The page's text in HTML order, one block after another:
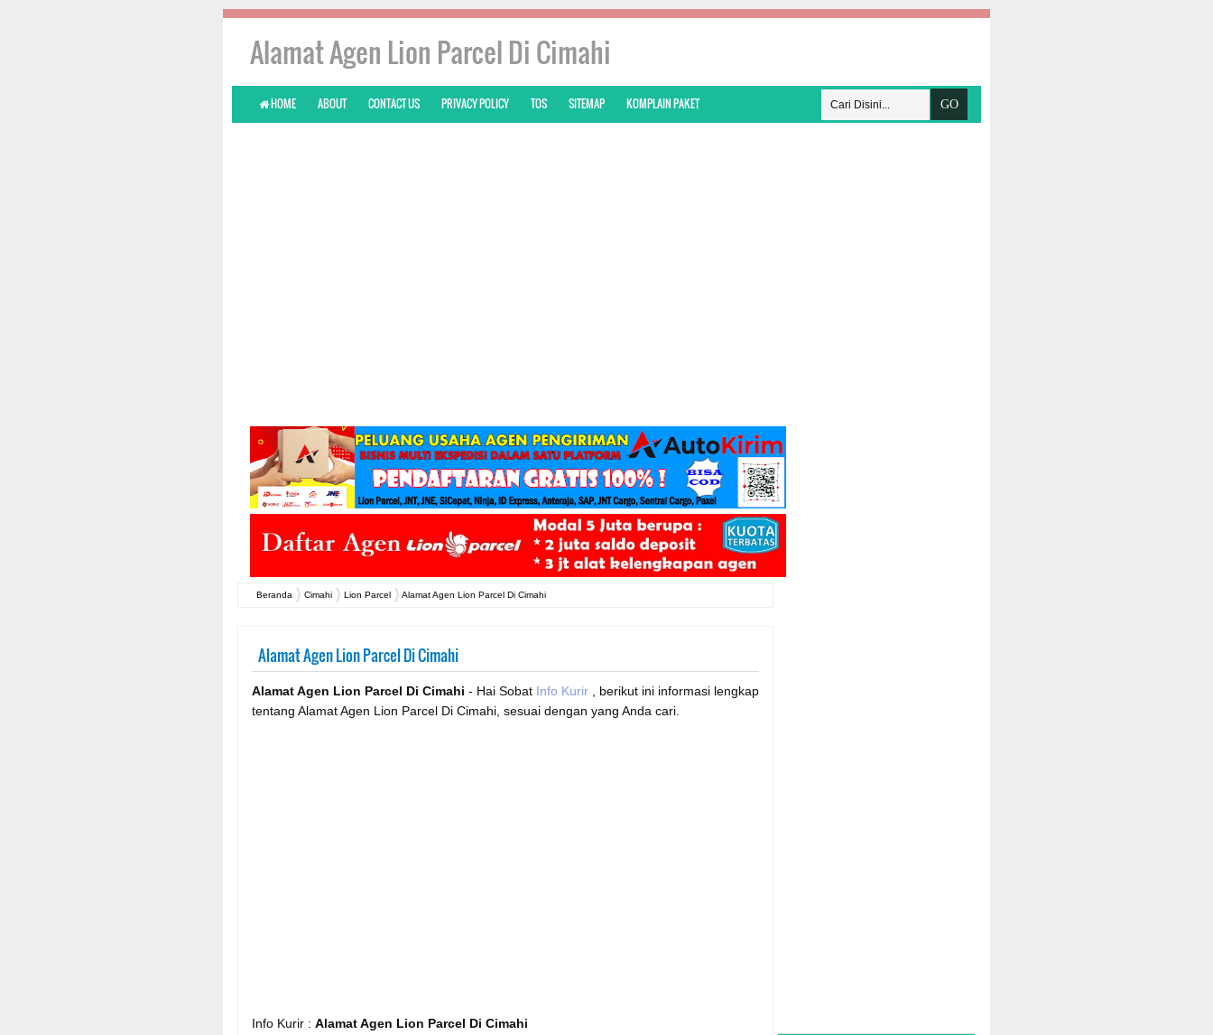
Alamat Agen Lion Parcel Di Cimahi
HOME ABOUT CONTACT US PRIVACY POLICY TOS SITEMAP KOMPLAIN PAKET
Beranda Cimahi Lion Parcel Alamat Agen Lion Parcel Di Cimahi
Alamat Agen Lion Parcel Di Cimahi
Alamat Agen Lion Parcel Di Cimahi - Hai Sobat Info Kurir
, berikut ini informasi lengkap
tentang Alamat Agen Lion Parcel Di Cimahi, sesuai dengan yang Anda cari.
Info Kurir : Alamat Agen Lion Parcel Di Cimahi